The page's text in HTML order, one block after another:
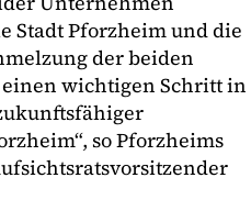
Stadt Pforzheim und die
der beiden
wichtigen Schritt in
so Pforzheims